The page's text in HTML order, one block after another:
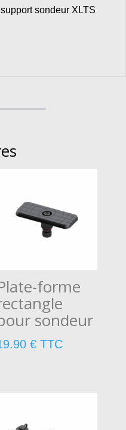
sondeur XLTS
forme
sondeur
€ TTC